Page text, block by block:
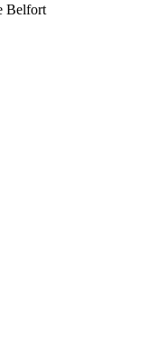
Belfort